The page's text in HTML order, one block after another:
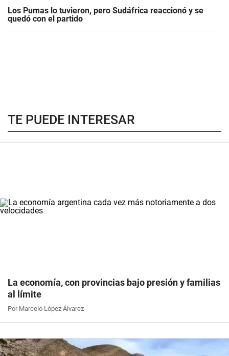
Los Pumas lo tuvieron, pero Sudáfrica reaccionó y se
quedó con el partido
TE PUEDE INTERESAR
La economía, con provincias bajo presión y familias
al límite
Por Marcelo López Álvarez